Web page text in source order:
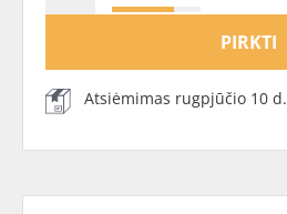
PIRKTI
Atsiėmimas rugpjūčio 10 d.